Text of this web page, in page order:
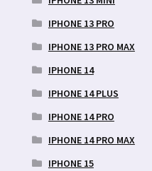
IPHONE 13 PRO
IPHONE 13 PRO MAX
IPHONE 14
IPHONE 14 PLUS
IPHONE 14 PRO
IPHONE 14 PRO MAX
IPHONE 15